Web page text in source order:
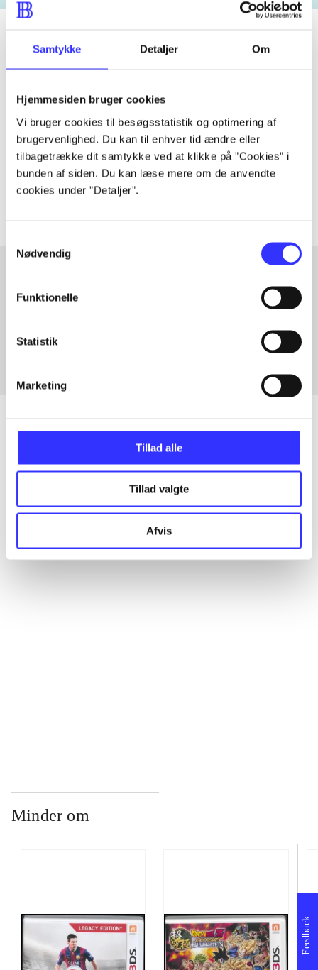
Samtykke Detaljer Om
Hjemmesiden bruger cookies
Vi bruger cookies til besøgsstatistik og optimering af
brugervenlighed. Du kan til enhver tid ændre eller
tilbagetrække dit samtykke ved at klikke på ”Cookies” i
bunden af siden. Du kan læse mere om de anvendte
cookies under ”Detaljer”.
Nødvendig
Funktionelle
Statistik
Marketing
Tillad alle
Tillad valgte
Afvis
Artiklen er en del af
lorem ipsum dolor sit amet ...
Tidsskrift
Artiklerne i handler ofte om
Artikler med samme emner
Artikler
Alle registrerede artikler fordelt på udgivelser
Minder om
Feedback